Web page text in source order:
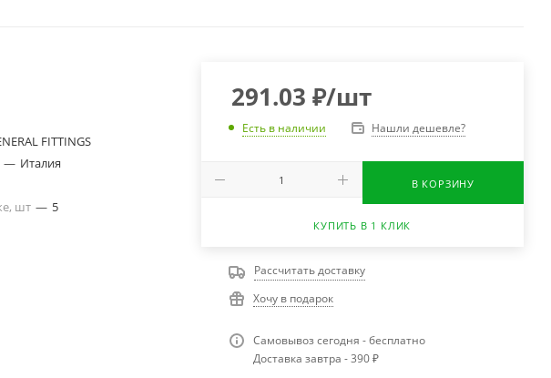
FITTINGS
— Италия
шт — 5
291.03 ₽/шт
Есть в наличии Нашли дешевле?
В КОРЗИНУ
КУПИТЬ В 1 КЛИК
Рассчитать доставку
Хочу в подарок
Самовывоз сегодня - бесплатно
Доставка завтра - 390 ₽